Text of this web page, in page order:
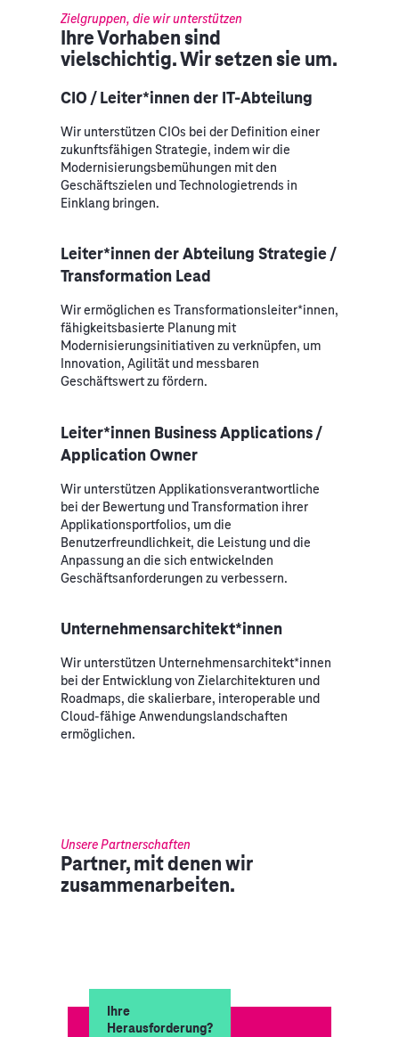
Zielgruppen, die wir unterstützen
Ihre Vorhaben sind
vielschichtig. Wir setzen sie um.
CIO / Leiter*innen der IT-Abteilung
Wir unterstützen CIOs bei der Definition einer
zukunftsfähigen Strategie, indem wir die
Modernisierungsbemühungen mit den
Geschäftszielen und Technologietrends in
Einklang bringen.
Leiter*innen der Abteilung Strategie /
Transformation Lead
Wir ermöglichen es Transformationsleiter*innen,
fähigkeitsbasierte Planung mit
Modernisierungsinitiativen zu verknüpfen, um
Innovation, Agilität und messbaren
Geschäftswert zu fördern.
Leiter*innen Business Applications /
Application Owner
Wir unterstützen Applikationsverantwortliche
bei der Bewertung und Transformation ihrer
Applikationsportfolios, um die
Benutzerfreundlichkeit, die Leistung und die
Anpassung an die sich entwickelnden
Geschäftsanforderungen zu verbessern.
Unternehmensarchitekt*innen
Wir unterstützen Unternehmensarchitekt*innen
bei der Entwicklung von Zielarchitekturen und
Roadmaps, die skalierbare, interoperable und
Cloud-fähige Anwendungslandschaften
ermöglichen.
Unsere Partnerschaften
Partner, mit denen wir
zusammenarbeiten.
Ihre
Herausforderung?